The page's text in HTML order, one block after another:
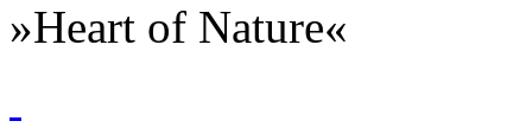
»Heart of Nature«